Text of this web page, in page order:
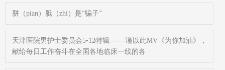
胼（pian）胝（zhi）是“骗子”
天津医院男护士委员会5•12特辑 ——谨以此MV《为你加油》，
献给每日工作奋斗在全国各地临床一线的各